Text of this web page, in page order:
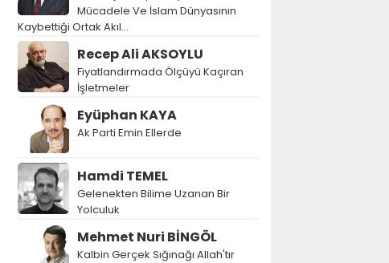
Mücadele Ve İslam Dünyasının
Kaybettiği Ortak Akıl…
Recep Ali AKSOYLU
Fiyatlandırmada Ölçüyü Kaçıran
İşletmeler
Eyüphan KAYA
Ak Parti Emin Ellerde
Hamdi TEMEL
Gelenekten Bilime Uzanan Bir
Yolculuk
Mehmet Nuri BİNGÖL
Kalbin Gerçek Sığınağı Allah'tır